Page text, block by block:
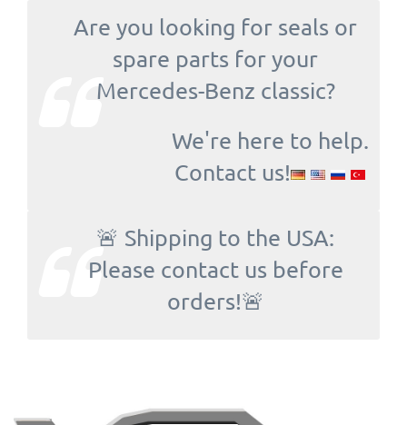
Are you looking for seals or
spare parts for your
Mercedes-Benz classic?
We're here to help.
Contact us!
🚨 Shipping to the USA:
Please contact us before
orders!🚨